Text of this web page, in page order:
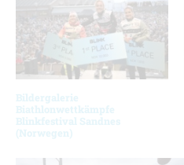
Bildergalerie
Biathlonwettkämpfe
Blinkfestival Sandnes
(Norwegen)